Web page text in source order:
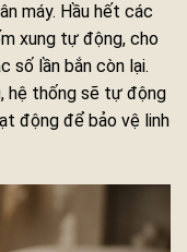
máy. Hầu hết các
xung tự động, cho
số lần bắn còn lại.
hệ thống sẽ tự động
động để bảo vệ linh